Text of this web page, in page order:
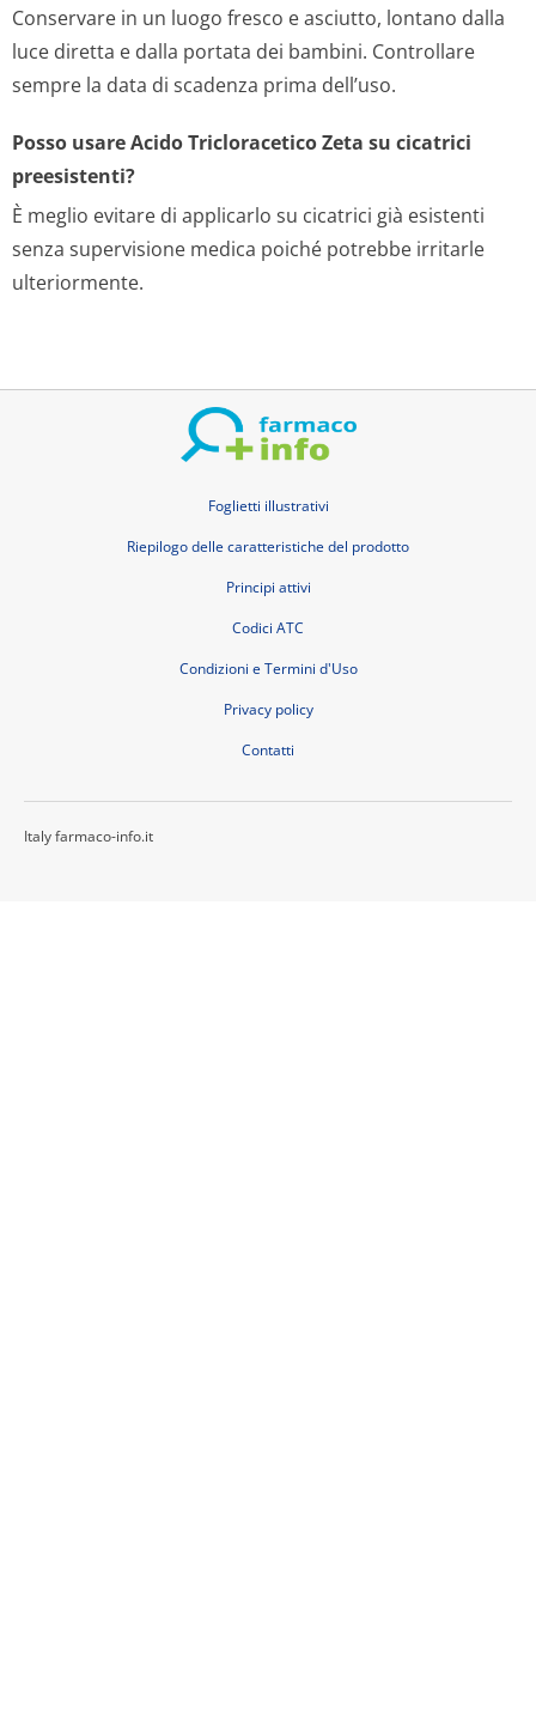
Conservare in un luogo fresco e asciutto, lontano dalla
luce diretta e dalla portata dei bambini. Controllare
sempre la data di scadenza prima dell’uso.
Posso usare Acido Tricloracetico Zeta su cicatrici
preesistenti?
È meglio evitare di applicarlo su cicatrici già esistenti
senza supervisione medica poiché potrebbe irritarle
ulteriormente.
Foglietti illustrativi
Riepilogo delle caratteristiche del prodotto
Principi attivi
Codici ATC
Condizioni e Termini d'Uso
Privacy policy
Contatti
Italy farmaco-info.it